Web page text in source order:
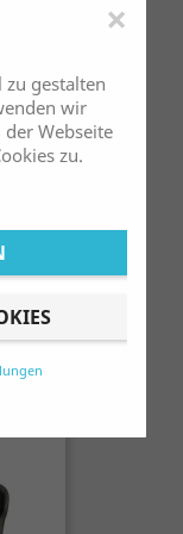
zu gestalten
wir
Webseite
zu.
×
50-